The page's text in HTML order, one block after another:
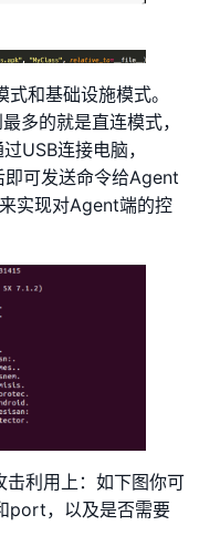
和基础设施模式。
多的就是直连模式，
USB连接电脑，
可发送命令给Agent
实现对Agent端的控
击利用上：如下图你可
port，以及是否需要